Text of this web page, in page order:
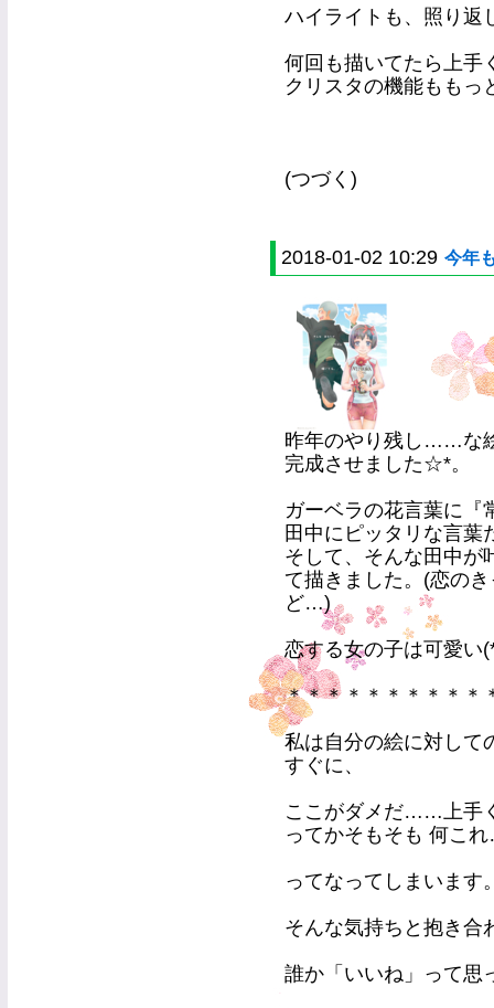
ハイライトも、照り
何回も描いてたら上
クリスタの機能ももっ
(つづく)
2018-01-02 10:29 今年
昨年のやり残し……な
完成させました☆*。
ガーベラの花言葉に『
田中にピッタリな言葉
そして、そんな田中が
て描きました。(恋の
ど…)
恋する女の子は可愛い
＊＊＊＊＊＊＊＊＊＊
私は自分の絵に対して
すぐに、
ここがダメだ……上手
ってかそもそも 何こ
ってなってしまいます
そんな気持ちと抱き合
誰か「いいね」って